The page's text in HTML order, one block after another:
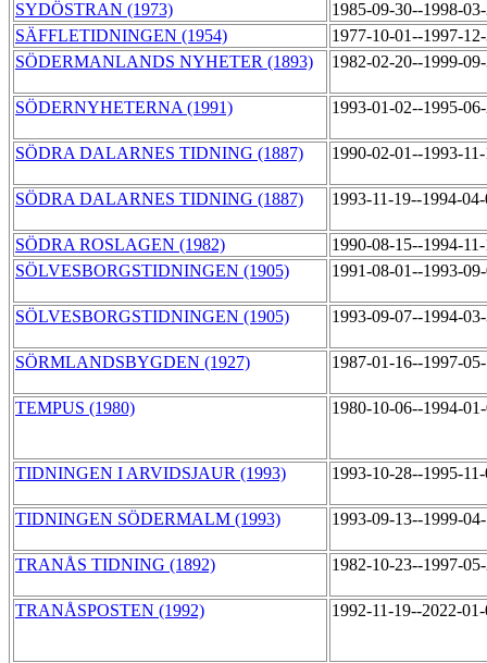
SYDÖSTRAN (1973)
1985-09-30--1998-
SÄFFLETIDNINGEN (1954)
1977-10-01--1997-
SÖDERMANLANDS NYHETER (1893)
1982-02-20--1999-
SÖDERNYHETERNA (1991) 1993-01-02--1995-
SÖDRA DALARNES TIDNING (1887) 1990-02-01--1993-
SÖDRA DALARNES TIDNING (1887) 1993-11-19--1994-
SÖDRA ROSLAGEN (1982)
1990-08-15--1994-
SÖLVESBORGSTIDNINGEN (1905)
1991-08-01--1993-
SÖLVESBORGSTIDNINGEN (1905) 1993-09-07--1994-
SÖRMLANDSBYGDEN (1927) 1987-01-16--1997-
TEMPUS (1980) 1980-10-06--1994-
TIDNINGEN I ARVIDSJAUR (1993) 1993-10-28--1995-
TIDNINGEN SÖDERMALM (1993) 1993-09-13--1999-
TRANÅS TIDNING (1892) 1982-10-23--1997-
TRANÅSPOSTEN (1992) 1992-11-19--2022-